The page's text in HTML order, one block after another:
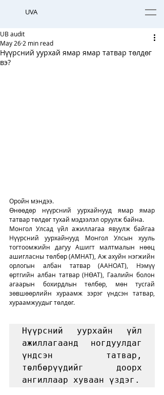
UVA
Нүүрсний уурхай ямар ямар татвар төлдөг
вэ?
UB audit
May 26 2 min read
Оройн мэндээ.
Өнөөдөр нүүрсний уурхайнууд ямар ямар
татвар төлдөг тухай мэдээлэл оруулж байна.
Монгол Улсад үйл ажиллагаа явуулж байгаа
Нүүрсний уурхайнууд Монгол Улсын хууль
тогтоомжийн дагуу Ашигт малтмалын нөөц
ашигласны төлбөр (АМНАТ), Аж ахуйн нэгжийн
орлогын албан татвар (ААНОАТ), Нэмүү
өртгийн албан татвар (НӨАТ), Гаалийн болон
агаарын бохирдлын төлбөр, мөн тусгай
зөвшөөрлийн хураамж зэрэг үндсэн татвар,
хураамжуудыг төлдөг.
Нүүрсний уурхайн үйл
ажиллагаанд ногдуулдаг
үндсэн татвар,
төлбөрүүдийг доорх
ангиллаар хуваан үздэг.